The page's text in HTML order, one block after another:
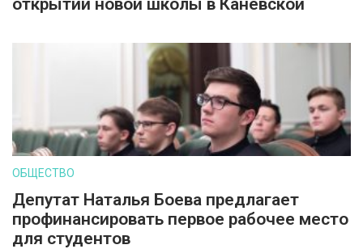
открытии новой школы в Каневской
ОБЩЕСТВО
Депутат Наталья Боева предлагает
профинансировать первое рабочее место
для студентов